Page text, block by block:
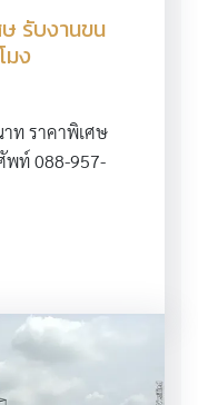
รับงานขน
มง
าท ราคาพิเศษ
พท์ 088-957-